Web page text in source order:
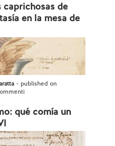
caprichosas de
en la mesa de
- published on
qué comía un